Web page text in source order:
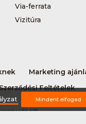
Via-ferrata
Vizitúra
Marketing
Feltételek
Kft.
Mindent elfogad